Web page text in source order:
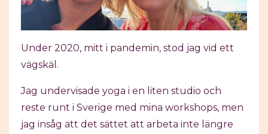
Under 2020, mitt i pandemin, stod jag vid ett
vägskäl.
Jag undervisade yoga i en liten studio och
reste runt i Sverige med mina workshops, men
jag insåg att det sättet att arbeta inte längre